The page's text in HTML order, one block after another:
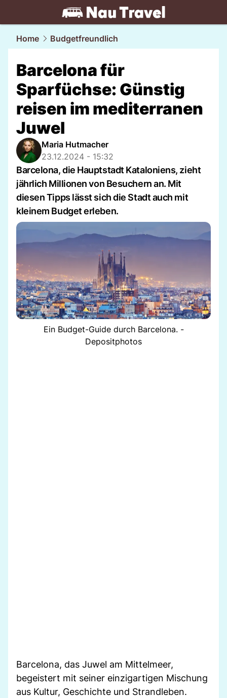
travel.NAU.ch
Home Budgetfreundlich
Barcelona für
Sparfüchse: Günstig
reisen im mediterranen
Juwel
Maria Hutmacher
23.12.2024 - 15:32
Barcelona, die Hauptstadt Kataloniens, zieht
jährlich Millionen von Besuchern an. Mit
diesen Tipps lässt sich die Stadt auch mit
kleinem Budget erleben.
Ein Budget-Guide durch Barcelona. -
Depositphotos
Barcelona, das Juwel am Mittelmeer,
begeistert mit seiner einzigartigen Mischung
aus Kultur, Geschichte und Strandleben.